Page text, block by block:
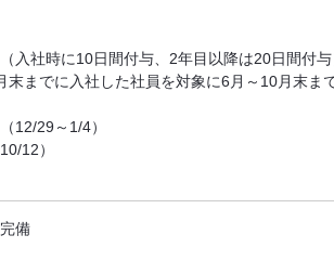
入社時に10日間付与、2年目以降は20日間付与
末までに入社した社員を対象に6月～10月末ま
12/29～1/4）
12）
備